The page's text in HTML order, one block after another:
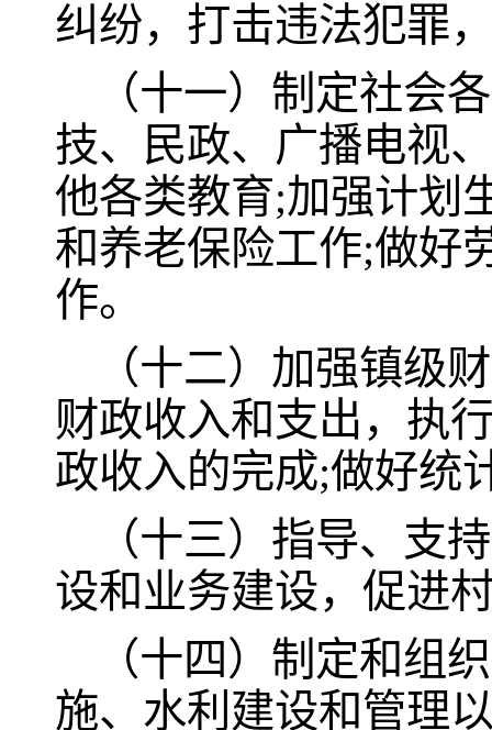
纠纷，打击违法犯罪
（十一）制定社会
技、民政、广播电视
他各类教育;加强计划
和养老保险工作;做好
作。
（十二）加强镇级
财政收入和支出，执
政收入的完成;做好统
（十三）指导、支
设和业务建设，促进
（十四）制定和组
施、水利建设和管理